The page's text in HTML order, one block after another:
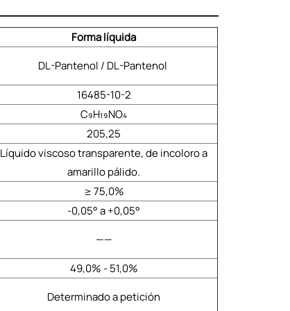
Forma líquida
DL-Pantenol / DL-Pantenol
16485-10-2
C₉H₁₉NO₄
205,25
Líquido viscoso transparente, de incoloro a
amarillo pálido.
≥ 75,0%
-0,05° a +0,05°
——
49,0% - 51,0%
Determinado a petición